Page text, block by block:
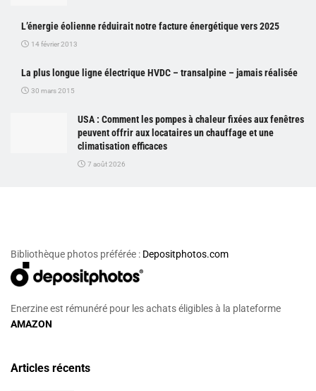
L’énergie éolienne réduirait notre facture énergétique vers 2025
14 février 2013
La plus longue ligne électrique HVDC – transalpine – jamais réalisée
30 mars 2015
USA : Comment les pompes à chaleur fixées aux fenêtres
peuvent offrir aux locataires un chauffage et une
climatisation efficaces
7 août 2026
Bibliothèque photos préférée : Depositphotos.com
Enerzine est rémunéré pour les achats éligibles à la plateforme
AMAZON
Articles récents